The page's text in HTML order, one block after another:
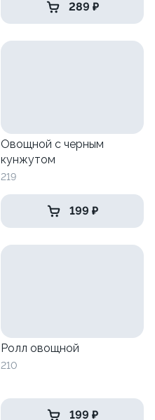
289 ₽
Овощной с черным
кунжутом
219
199 ₽
Ролл овощной
210
199 ₽